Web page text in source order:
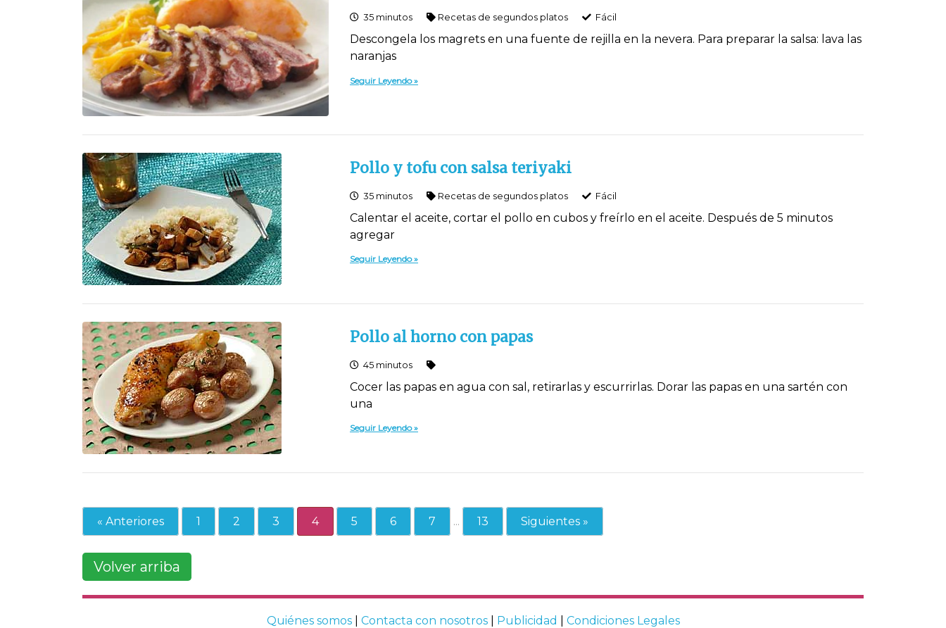
35 minutos Recetas de segundos platos Fácil
Descongela los magrets en una fuente de rejilla en la nevera. Para preparar la salsa: lava las
naranjas
Seguir Leyendo
Pollo y tofu con salsa teriyaki
35 minutos Recetas de segundos platos Fácil
Calentar el aceite, cortar el pollo en cubos y freírlo en el aceite. Después de 5 minutos
agregar
Seguir Leyendo
Pollo al horno con papas
45 minutos
Cocer las papas en agua con sal, retirarlas y escurrirlas. Dorar las papas en una sartén con
una
Seguir Leyendo
« Anteriores 1 2 3 4 5 6 7 ... 13 Siguientes »
Volver arriba
Quiénes somos| Contacta con nosotros| Publicidad Condiciones Legales